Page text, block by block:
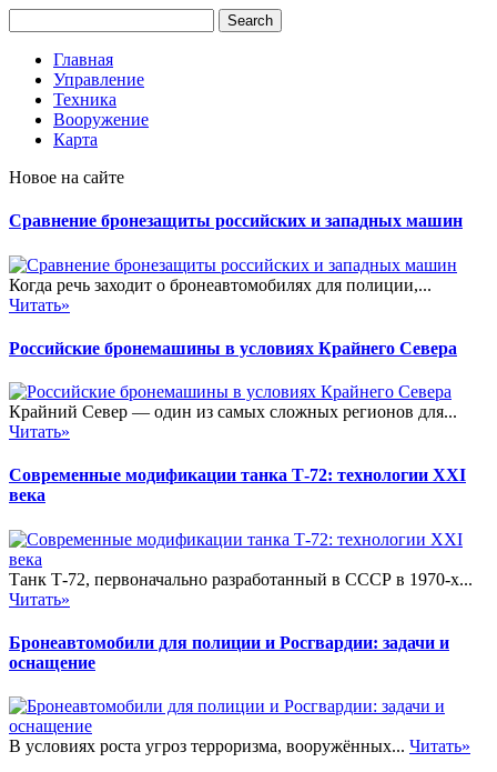
Главная
Управление
Техника
Вооружение
Карта
Новое на сайте
Сравнение бронезащиты российских и западных машин
Когда речь заходит о бронеавтомобилях для полиции,...
Читать»
Российские бронемашины в условиях Крайнего Севера
Крайний Север — один из самых сложных регионов для...
Читать»
Современные модификации танка Т-72: технологии XXI
века
Танк Т-72, первоначально разработанный в СССР в 1970-х...
Читать»
Бронеавтомобили для полиции и Росгвардии: задачи и
оснащение
В условиях роста угроз терроризма, вооружённых... Читать»